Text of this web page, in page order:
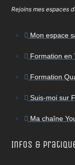
Rejoins mes espaces
Mon espace
Formation en
Formation
Suis-moi sur
Ma chaîne
Infos &